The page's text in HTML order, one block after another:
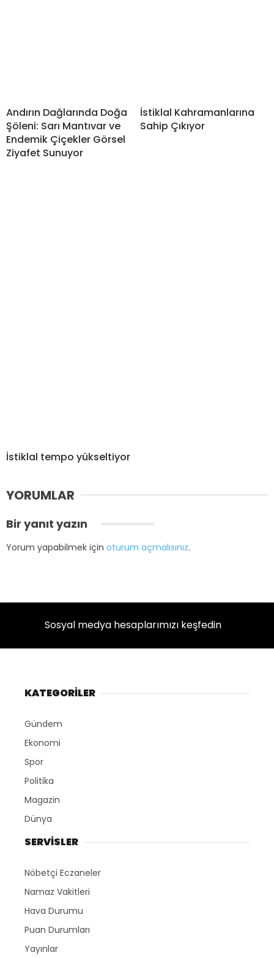
Andırın Dağlarında Doğa
Şöleni: Sarı Mantıvar ve
Endemik Çiçekler Görsel
Ziyafet Sunuyor
İstiklal Kahramanlarına
Sahip Çıkıyor
İstiklal tempo yükseltiyor
YORUMLAR
Bir yanıt yazın
Yorum yapabilmek için oturum açmalısınız.
Sosyal medya hesaplarımızı keşfedin
KATEGORİLER
Gündem
Ekonomi
Spor
Politika
Magazin
Dünya
SERVİSLER
Nöbetçi Eczaneler
Namaz Vakitleri
Hava Durumu
Puan Durumları
Yayınlar